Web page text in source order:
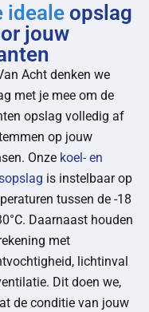
ideale opslag
jouw
Acht denken we
met je mee om de
opslag volledig af
op jouw
Onze koel- en
is instelbaar op
tussen de -18
Daarnaast houden
met
lichtinval
Dit doen we,
de conditie van jouw